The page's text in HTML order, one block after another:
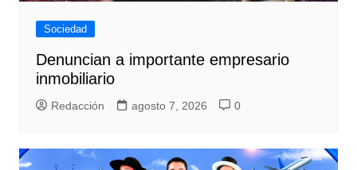
Sociedad
Denuncian a importante empresario
inmobiliario
Redacción agosto 7, 2026 0